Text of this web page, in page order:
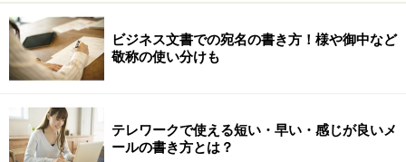
す。
ビジネスシーンで見かけた「CCメール」の
使い方
ガイドは仕事柄、いろいろな企業のメールを読ませても
ビジネス文書での宛名の書き方！様や御中など
敬称の使い分けも
テレワークで使える短い・早い・感じが良いメ
ールの書き方とは？